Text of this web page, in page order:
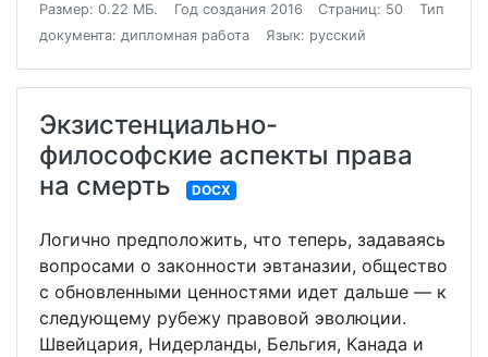
Размер: 0.22 МБ. Год создания 2016 Страниц: 50
Тип
документа: дипломная работа
Язык: русский
Экзистенциально-
философские аспекты права
на смерть
DOCX
Логично предположить, что теперь, задаваясь
вопросами о законности эвтаназии, общество
с обновленными ценностями идет дальше — к
следующему рубежу правовой эволюции.
Швейцария, Нидерланды, Бельгия, Канада и